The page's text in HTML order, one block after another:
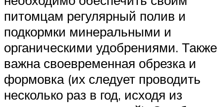
питомцам регулярный полив и
подкормки минеральными и
органическими удобрениями. Также
важна своевременная обрезка и
формовка (их следует проводить
несколько раз в год, исходя из